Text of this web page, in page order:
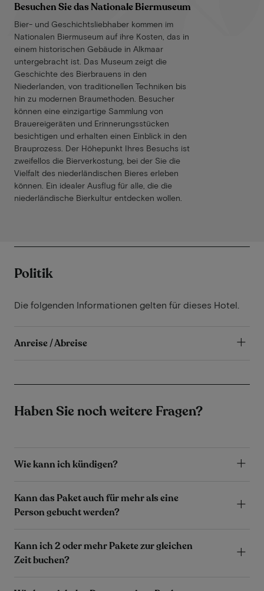
Besuchen Sie das Nationale Biermuseum
Bier- und Geschichtsliebhaber kommen im
Nationalen Biermuseum auf ihre Kosten, das in
einem historischen Gebäude in Alkmaar
untergebracht ist. Das Museum zeigt die
Geschichte des Bierbrauens in den
Niederlanden, von traditionellen Techniken bis
hin zu modernen Braumethoden. Besucher
können eine einzigartige Sammlung von
Brauereigeräten und Erinnerungsstücken
besichtigen und erhalten einen Einblick in den
Brauprozess. Der Höhepunkt Ihres Besuchs ist
zweifellos die Bierverkostung, bei der Sie die
Vielfalt des niederländischen Bieres erleben
können. Ein idealer Ausflug für alle, die die
niederländische Bierkultur entdecken wollen.
Politik
Die folgenden Informationen gelten für dieses Hotel.
Anreise / Abreise
Haben Sie noch weitere Fragen?
Wie kann ich kündigen?
Kann das Paket auch für mehr als eine
Person gebucht werden?
Kann ich 2 oder mehr Pakete zur gleichen
Zeit buchen?